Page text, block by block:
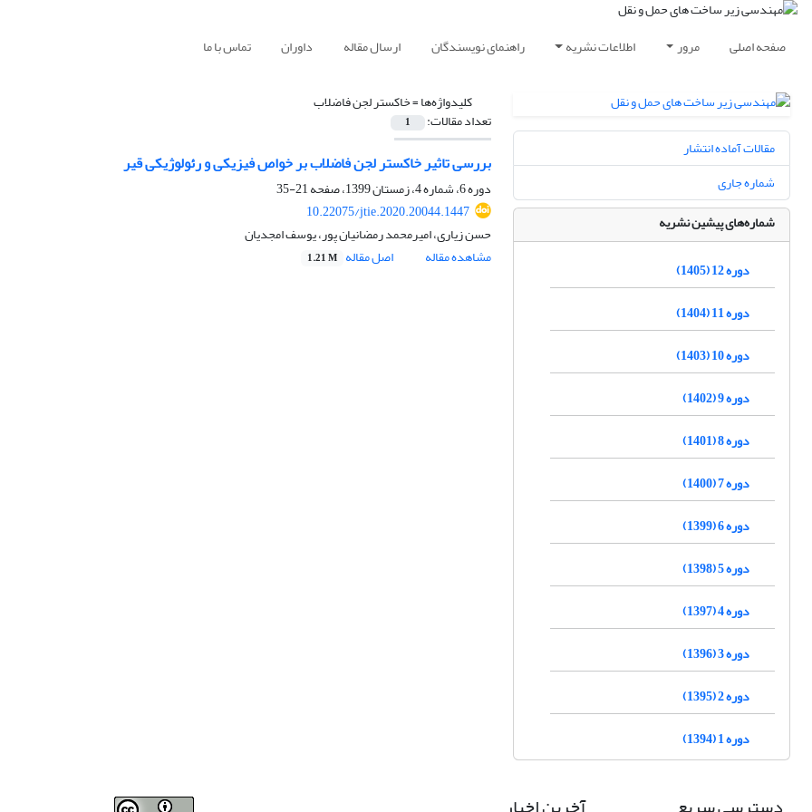
صفحه اصلی مرور اطلاعات نشریه راهنمای نویسندگان ارسال مقاله داوران تماس با ما
کلیدواژه‌ها =خاکستر لجن فاضلاب
تعداد مقالات: 1
بررسی تاثیر خاکستر لجن فاضلاب بر خواص فیزیکی و رئولوژیکی قیر
دوره 6، شماره 4، زمستان 1399، صفحه
21-35
10.22075/jtie.2020.20044.1447
حسن زیاری، امیرمحمد رمضانیان پور، یوسف امجدیان
مشاهده مقاله
اصل مقاله 1.21 M
مقالات آماده انتشار
شماره جاری
شماره‌های پیشین نشریه
دوره 12 (1405)
دوره 11 (1404)
دوره 10 (1403)
دوره 9 (1402)
دوره 8 (1401)
دوره 7 (1400)
دوره 6 (1399)
دوره 5 (1398)
دوره 4 (1397)
دوره 3 (1396)
دوره 2 (1395)
دوره 1 (1394)